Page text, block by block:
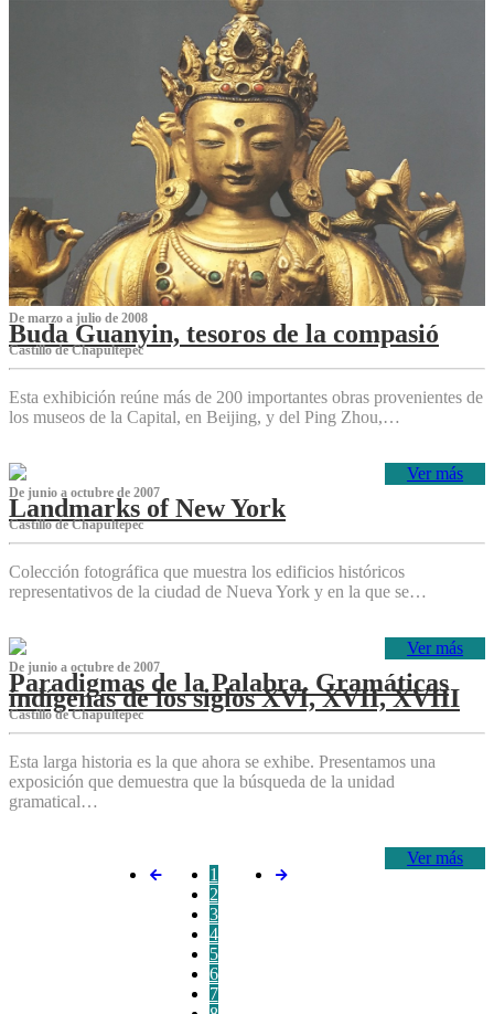
De marzo a julio de 2008
Buda Guanyin, tesoros de la compasió
Castillo de Chapultepec
Esta exhibición reúne más de 200 importantes obras provenientes de
los museos de la Capital, en Beijing, y del Ping Zhou,…
Ver más
De junio a octubre de 2007
Landmarks of New York
Castillo de Chapultepec
Colección fotográfica que muestra los edificios históricos
representativos de la ciudad de Nueva York y en la que se…
Ver más
De junio a octubre de 2007
Paradigmas de la Palabra. Gramáticas
indígenas de los siglos XVI, XVII, XVIII
Castillo de Chapultepec
Esta larga historia es la que ahora se exhibe. Presentamos una
exposición que demuestra que la búsqueda de la unidad
gramatical…
Ver más
1
2
3
4
5
6
7